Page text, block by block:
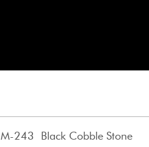
M-243 Black Cobble Stone